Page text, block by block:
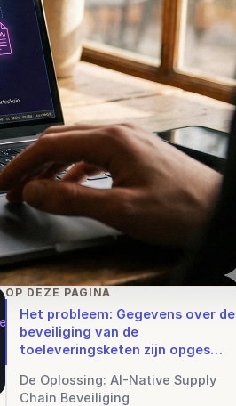
OP DEZE PAGINA
Het probleem: Gegevens over de
beveiliging van de
toeleveringsketen zijn opges…
De Oplossing: AI-Native Supply
Chain Beveiliging